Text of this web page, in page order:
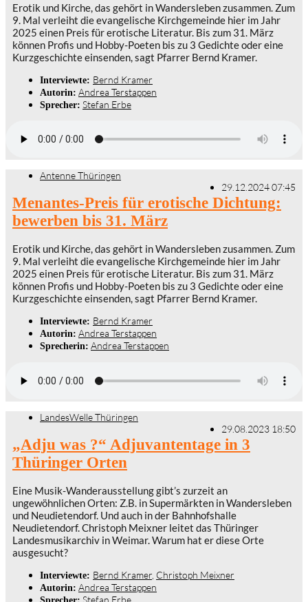
Erotik und Kirche, das gehört in Wandersleben zusammen. Zum
9. Mal verleiht die evangelische Kirchgemeinde hier im Jahr
2025 einen Preis für erotische Literatur. Bis zum 31. März
können Profis und Hobby-Poeten bis zu 3 Gedichte oder eine
Kurzgeschichte einsenden, sagt Pfarrer Bernd Kramer.
Interviewte: Bernd Kramer
Autorin: Andrea Terstappen
Sprecher: Stefan Erbe
Antenne Thüringen
29.12.2024 07:45
Menantes-Preis für erotische Dichtung:
bewerben bis 31. März
Erotik und Kirche, das gehört in Wandersleben zusammen. Zum
9. Mal verleiht die evangelische Kirchgemeinde hier im Jahr
2025 einen Preis für erotische Literatur. Bis zum 31. März
können Profis und Hobby-Poeten bis zu 3 Gedichte oder eine
Kurzgeschichte einsenden, sagt Pfarrer Bernd Kramer.
Interviewte: Bernd Kramer
Autorin: Andrea Terstappen
Sprecherin: Andrea Terstappen
LandesWelle Thüringen
29.08.2023 18:50
„Adju was ?“ Adjuvantentage in 3
Thüringer Orten
Eine Musik-Wanderausstellung gibt’s zurzeit an
ungewöhnlichen Orten: Z.B. in Supermärkten in Wandersleben
und Neudietendorf. Und auch in der Bahnhofshalle
Neudietendorf. Christoph Meixner leitet das Thüringer
Landesmusikarchiv in Weimar. Warum hat er diese Orte
ausgesucht?
Interviewte: Bernd Kramer Christoph Meixner
Autorin: Andrea Terstappen